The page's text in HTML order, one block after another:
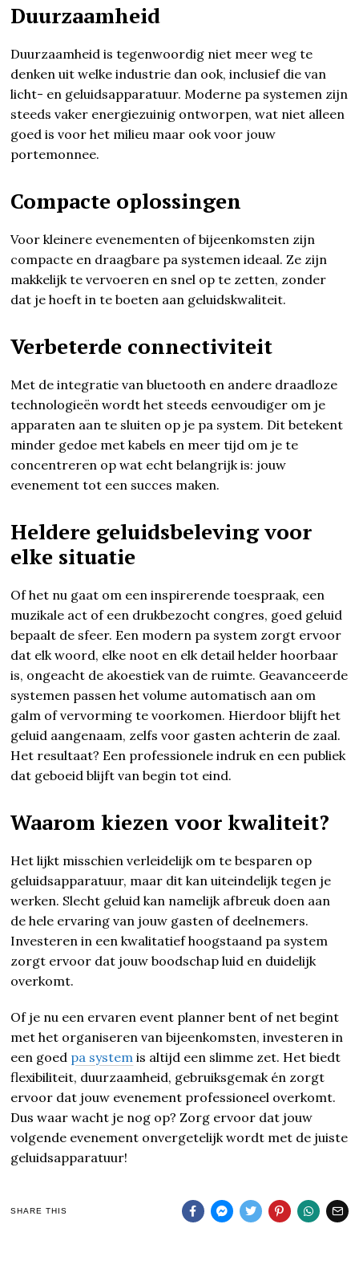
Duurzaamheid
Duurzaamheid is tegenwoordig niet meer weg te
denken uit welke industrie dan ook, inclusief die van
licht- en geluidsapparatuur. Moderne pa systemen zijn
steeds vaker energiezuinig ontworpen, wat niet alleen
goed is voor het milieu maar ook voor jouw
portemonnee.
Compacte oplossingen
Voor kleinere evenementen of bijeenkomsten zijn
compacte en draagbare pa systemen ideaal. Ze zijn
makkelijk te vervoeren en snel op te zetten, zonder
dat je hoeft in te boeten aan geluidskwaliteit.
Verbeterde connectiviteit
Met de integratie van bluetooth en andere draadloze
technologieën wordt het steeds eenvoudiger om je
apparaten aan te sluiten op je pa system. Dit betekent
minder gedoe met kabels en meer tijd om je te
concentreren op wat echt belangrijk is: jouw
evenement tot een succes maken.
Heldere geluidsbeleving voor
elke situatie
Of het nu gaat om een inspirerende toespraak, een
muzikale act of een drukbezocht congres, goed geluid
bepaalt de sfeer. Een modern pa system zorgt ervoor
dat elk woord, elke noot en elk detail helder hoorbaar
is, ongeacht de akoestiek van de ruimte. Geavanceerde
systemen passen het volume automatisch aan om
galm of vervorming te voorkomen. Hierdoor blijft het
geluid aangenaam, zelfs voor gasten achterin de zaal.
Het resultaat? Een professionele indruk en een publiek
dat geboeid blijft van begin tot eind.
Waarom kiezen voor kwaliteit?
Het lijkt misschien verleidelijk om te besparen op
geluidsapparatuur, maar dit kan uiteindelijk tegen je
werken. Slecht geluid kan namelijk afbreuk doen aan
de hele ervaring van jouw gasten of deelnemers.
Investeren in een kwalitatief hoogstaand pa system
zorgt ervoor dat jouw boodschap luid en duidelijk
overkomt.
Of je nu een ervaren event planner bent of net begint
met het organiseren van bijeenkomsten, investeren in
een goed pa system is altijd een slimme zet. Het biedt
flexibiliteit, duurzaamheid, gebruiksgemak én zorgt
ervoor dat jouw evenement professioneel overkomt.
Dus waar wacht je nog op? Zorg ervoor dat jouw
volgende evenement onvergetelijk wordt met de juiste
geluidsapparatuur!
SHARE THIS